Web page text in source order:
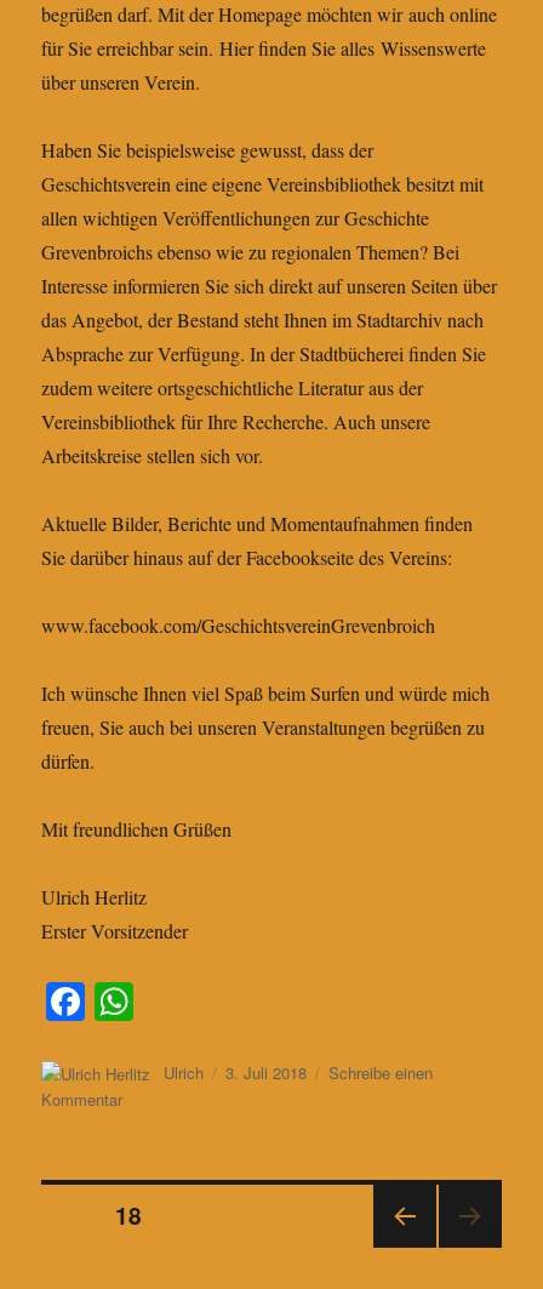
begrüßen darf. Mit der Homepage möchten wir auch online
für Sie erreichbar sein. Hier finden Sie alles Wissenswerte
über unseren Verein.
Haben Sie beispielsweise gewusst, dass der
Geschichtsverein eine eigene Vereinsbibliothek besitzt mit
allen wichtigen Veröffentlichungen zur Geschichte
Grevenbroichs ebenso wie zu regionalen Themen? Bei
Interesse informieren Sie sich direkt auf unseren Seiten über
das Angebot, der Bestand steht Ihnen im Stadtarchiv nach
Absprache zur Verfügung. In der Stadtbücherei finden Sie
zudem weitere ortsgeschichtliche Literatur aus der
Vereinsbibliothek für Ihre Recherche. Auch unsere
Arbeitskreise stellen sich vor.
Aktuelle Bilder, Berichte und Momentaufnahmen finden
Sie darüber hinaus auf der Facebookseite des Vereins:
www.facebook.com/GeschichtsvereinGrevenbroich
Ich wünsche Ihnen viel Spaß beim Surfen und würde mich
freuen, Sie auch bei unseren Veranstaltungen begrüßen zu
dürfen.
Mit freundlichen Grüßen
Ulrich Herlitz
Erster Vorsitzender
Fa
bo
ok
ts Autor
Ulrich
Veröffentlicht
3. Juli 2018
Schreibe einen
Kommentarzu
beim
Geschichtsverein…
Seitennummerierung
18